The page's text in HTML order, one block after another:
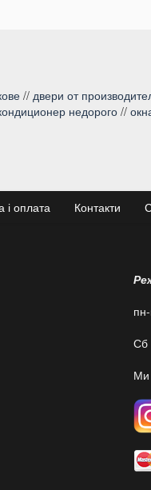
// двери от
недорого //
і оплата Контакти
Сб
Ми